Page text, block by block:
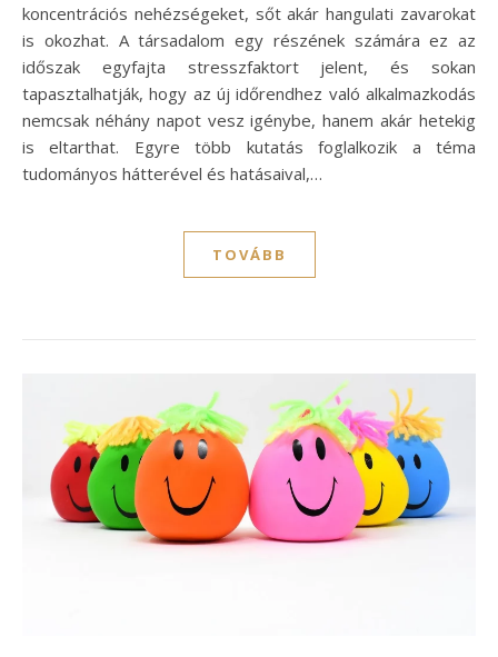
koncentrációs nehézségeket, sőt akár hangulati zavarokat
is okozhat. A társadalom egy részének számára ez az
időszak egyfajta stresszfaktort jelent, és sokan
tapasztalhatják, hogy az új időrendhez való alkalmazkodás
nemcsak néhány napot vesz igénybe, hanem akár hetekig
is eltarthat. Egyre több kutatás foglalkozik a téma
tudományos hátterével és hatásaival,…
TOVÁBB